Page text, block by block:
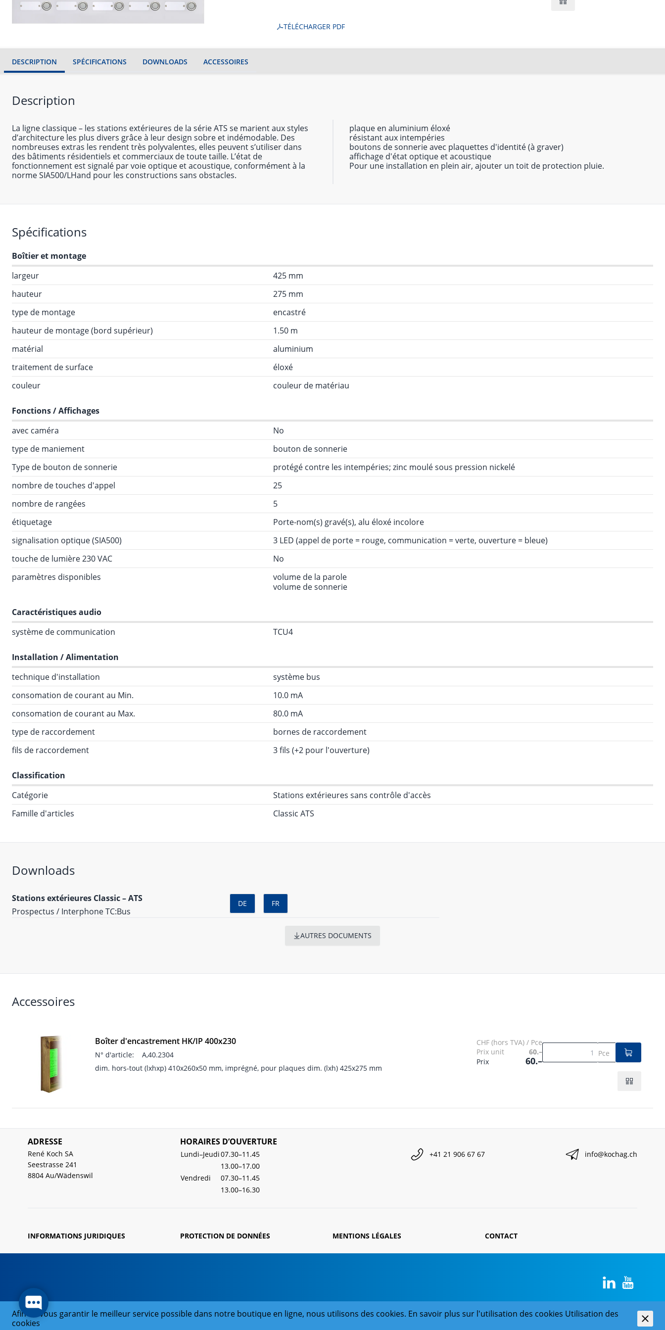
TÉLÉCHARGER PDF
DESCRIPTION SPÉCIFICATIONS DOWNLOADS ACCESSOIRES
Description
La ligne classique – les stations extérieures de la série ATS se marient aux styles
d’architecture les plus divers grâce à leur design sobre et indémodable. Des
nombreuses extras les rendent très polyvalentes, elles peuvent s’utiliser dans
des bâtiments résidentiels et commerciaux de toute taille. L’état de
fonctionnement est signalé par voie optique et acoustique, conformément à la
norme SIA500/LHand pour les constructions sans obstacles.
plaque en aluminium éloxé
résistant aux intempéries
boutons de sonnerie avec plaquettes d'identité (à graver)
affichage d'état optique et acoustique
Pour une installation en plein air, ajouter un toit de protection pluie.
Spécifications
Boîtier et montage
largeur
425 mm
hauteur
275 mm
type de montage
encastré
hauteur de montage (bord supérieur)
1.50 m
matérial
aluminium
traitement de surface
éloxé
couleur
couleur de matériau
Fonctions / Affichages
avec caméra
No
type de maniement
bouton de sonnerie
Type de bouton de sonnerie
protégé contre les intempéries; zinc moulé sous pression nickelé
nombre de touches d'appel
25
nombre de rangées
5
étiquetage
Porte-nom(s) gravé(s), alu éloxé incolore
signalisation optique (SIA500)
3 LED (appel de porte = rouge, communication = verte, ouverture = bleue)
touche de lumière 230 VAC
No
paramètres disponibles
volume de la parole
volume de sonnerie
Caractéristiques audio
système de communication
TCU4
Installation / Alimentation
technique d'installation
système bus
consomation de courant au Min.
10.0 mA
consomation de courant au Max.
80.0 mA
type de raccordement
bornes de raccordement
fils de raccordement
3 fils (+2 pour l'ouverture)
Classification
Catégorie
Stations extérieures sans contrôle d'accès
Famille d'articles
Classic ATS
Downloads
Stations extérieures Classic – ATS
Prospectus / Interphone TC:Bus
DE FR
AUTRES DOCUMENTS
Accessoires
Boîter d'encastrement HK/IP 400x230
N° d'article:
A,40.2304
dim. hors-tout (lxhxp) 410x260x50 mm, imprégné, pour plaques dim. (lxh) 425x275 mm
CHF (hors TVA) / Pce
Prix unit
60.–
Prix
60.–
Pce
ADRESSE
René Koch SA
Seestrasse 241
8804 Au/Wädenswil
HORAIRES D’OUVERTURE
Lundi–Jeudi07.30–11.45
13.00–17.00
Vendredi
07.30–11.45
13.00–16.30
+41 21 906 67 67 info@kochag.ch
INFORMATIONS JURIDIQUES PROTECTION DE DONNÉES MENTIONS LÉGALES CONTACT
© 2026 René Koch SA
Afin de vous garantir le meilleur service possible dans notre boutique en ligne, nous utilisons des cookies. En savoir plus sur l'utilisation des cookies Utilisation des
cookies